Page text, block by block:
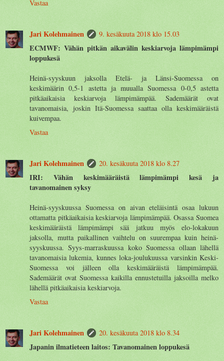
Vastaa
Jari Kolehmainen 9. kesäkuuta 2018 klo 15.03
ECMWF: Vähän pitkän aikavälin keskiarvoja lämpimämpi
loppukesä
Heinä-syyskuun jaksolla Etelä- ja Länsi-Suomessa on
keskimäärin 0,5-1 astetta ja muualla Suomessa 0-0,5 astetta
pitkäaikaisia keskiarvoja lämpimämpää. Sademäärät ovat
tavanomaisia, joskin Itä-Suomessa saattaa olla keskimääräistä
kuivempaa.
Vastaa
Jari Kolehmainen 20. kesäkuuta 2018 klo 8.27
IRI: Vähän keskimääräistä lämpimämpi kesä ja
tavanomainen syksy
Heinä-syyskuussa Suomessa on aivan eteläisintä osaa lukuun
ottamatta pitkäaikaisia keskiarvoja lämpimämpää. Osassa Suomea
keskimääräistä lämpimämpi sää jatkuu myös elo-lokakuun
jaksolla, mutta paikallinen vaihtelu on suurempaa kuin heinä-
syyskuussa. Syys-marraskuussa koko Suomessa ollaan lähellä
tavanomaisia lukemia, kunnes loka-joulukuussa varsinkin Keski-
Suomessa voi jälleen olla keskimääräistä lämpimämpää.
Sademäärät ovat Suomessa kaikilla ennustetuilla jaksoilla melko
lähellä pitkäaikaisia keskiarvoja.
Vastaa
Jari Kolehmainen 20. kesäkuuta 2018 klo 8.34
Japanin ilmatieteen laitos: Tavanomainen loppukesä